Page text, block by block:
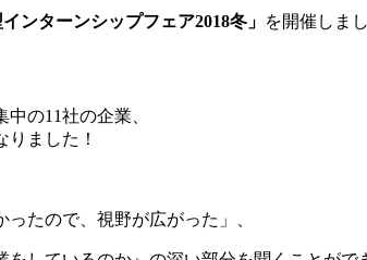
ンターンシップフェア2018冬」 を開催しま
の11社の企業、
ました！
たので、視野が広がった」、